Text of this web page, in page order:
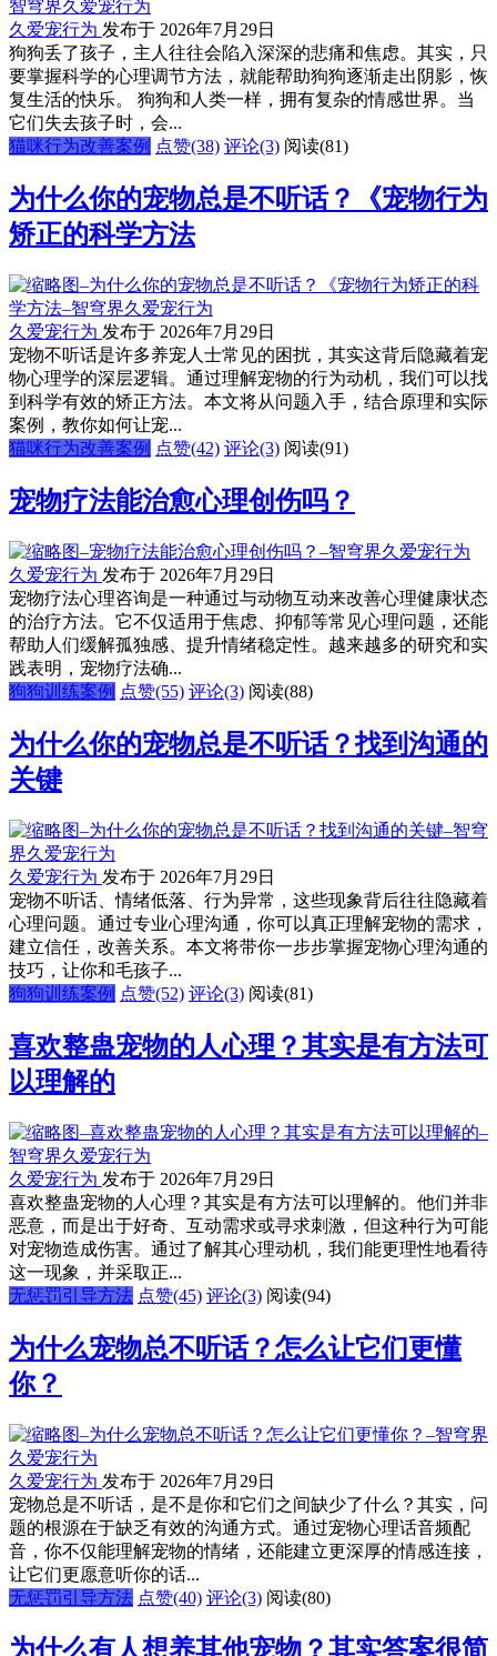
久爱宠行为 发布于 2026年7月29日
狗狗丢了孩子，主人往往会陷入深深的悲痛和焦虑。其实，只
要掌握科学的心理调节方法，就能帮助狗狗逐渐走出阴影，恢
复生活的快乐。 狗狗和人类一样，拥有复杂的情感世界。当
它们失去孩子时，会...
猫咪行为改善案例 点赞(38) 评论(3) 阅读(81)
为什么你的宠物总是不听话？《宠物行为
矫正的科学方法
久爱宠行为 发布于 2026年7月29日
宠物不听话是许多养宠人士常见的困扰，其实这背后隐藏着宠
物心理学的深层逻辑。通过理解宠物的行为动机，我们可以找
到科学有效的矫正方法。本文将从问题入手，结合原理和实际
案例，教你如何让宠...
猫咪行为改善案例 点赞(42) 评论(3) 阅读(91)
宠物疗法能治愈心理创伤吗？
久爱宠行为 发布于 2026年7月29日
宠物疗法心理咨询是一种通过与动物互动来改善心理健康状态
的治疗方法。它不仅适用于焦虑、抑郁等常见心理问题，还能
帮助人们缓解孤独感、提升情绪稳定性。越来越多的研究和实
践表明，宠物疗法确...
狗狗训练案例 点赞(55) 评论(3) 阅读(88)
为什么你的宠物总是不听话？找到沟通的
关键
久爱宠行为 发布于 2026年7月29日
宠物不听话、情绪低落、行为异常，这些现象背后往往隐藏着
心理问题。通过专业心理沟通，你可以真正理解宠物的需求，
建立信任，改善关系。本文将带你一步步掌握宠物心理沟通的
技巧，让你和毛孩子...
狗狗训练案例 点赞(52) 评论(3) 阅读(81)
喜欢整蛊宠物的人心理？其实是有方法可
以理解的
久爱宠行为 发布于 2026年7月29日
喜欢整蛊宠物的人心理？其实是有方法可以理解的。他们并非
恶意，而是出于好奇、互动需求或寻求刺激，但这种行为可能
对宠物造成伤害。通过了解其心理动机，我们能更理性地看待
这一现象，并采取正...
无惩罚引导方法 点赞(45) 评论(3) 阅读(94)
为什么宠物总不听话？怎么让它们更懂
你？
久爱宠行为 发布于 2026年7月29日
宠物总是不听话，是不是你和它们之间缺少了什么？其实，问
题的根源在于缺乏有效的沟通方式。通过宠物心理话音频配
音，你不仅能理解宠物的情绪，还能建立更深厚的情感连接，
让它们更愿意听你的话...
无惩罚引导方法 点赞(40) 评论(3) 阅读(80)
为什么有人想养其他宠物？其实答案很简